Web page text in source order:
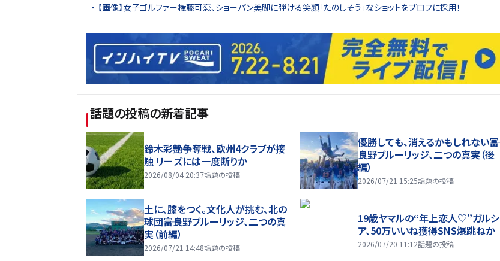
【画像】女子ゴルファー権藤可恋、ショーパン美脚に弾ける笑顔「たのしそう」なショットをプロフに採用！
話題の投稿の新着記事
鈴木彩艶争奪戦、欧州4クラブが接
触 リーズには一度断りか
2026/08/04 20:37話題の投稿
優勝しても、消えるかもしれない――富
良野ブルーリッジ、二つの真実（後
編）
2026/07/21 15:25話題の投稿
土に、膝をつく。文化人が挑む、北の
球団――富良野ブルーリッジ、二つの真
実（前編）
2026/07/21 14:48話題の投稿
19歳ヤマルの“年上恋人♡”ガルシ
ア、50万いいね獲得SNS爆跳ねか
2026/07/20 11:12話題の投稿